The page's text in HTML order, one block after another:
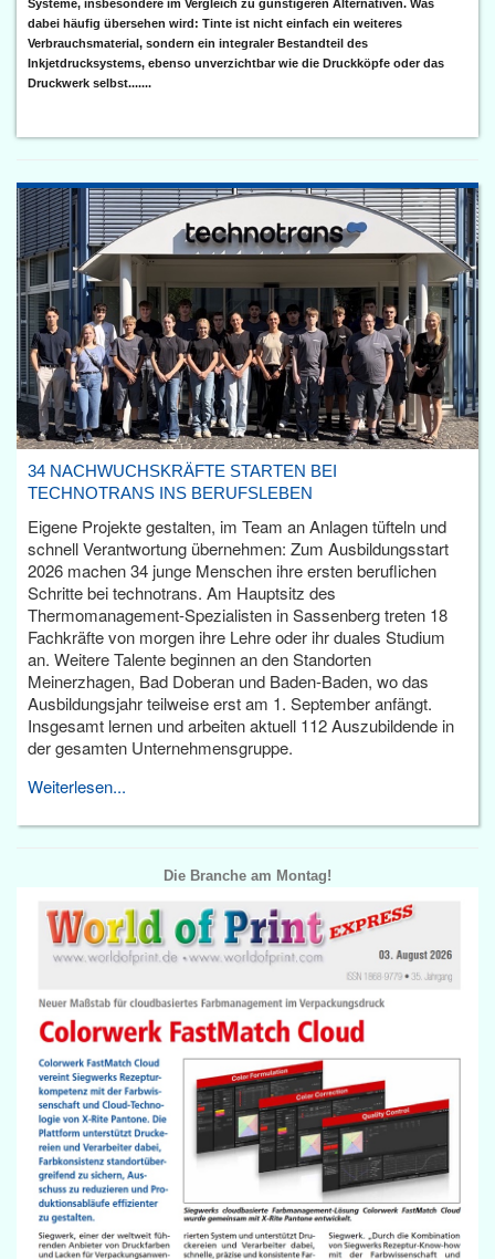
Systeme, insbesondere im Vergleich zu günstigeren Alternativen. Was
dabei häufig übersehen wird: Tinte ist nicht einfach ein weiteres
Verbrauchsmaterial, sondern ein integraler Bestandteil des
Inkjetdrucksystems, ebenso unverzichtbar wie die Druckköpfe oder das
Druckwerk selbst.......
34 NACHWUCHSKRÄFTE STARTEN BEI
TECHNOTRANS INS BERUFSLEBEN
Eigene Projekte gestalten, im Team an Anlagen tüfteln und
schnell Verantwortung übernehmen: Zum Ausbildungsstart
2026 machen 34 junge Menschen ihre ersten beruflichen
Schritte bei technotrans. Am Hauptsitz des
Thermomanagement-Spezialisten in Sassenberg treten 18
Fachkräfte von morgen ihre Lehre oder ihr duales Studium
an. Weitere Talente beginnen an den Standorten
Meinerzhagen, Bad Doberan und Baden-Baden, wo das
Ausbildungsjahr teilweise erst am 1. September anfängt.
Insgesamt lernen und arbeiten aktuell 112 Auszubildende in
der gesamten Unternehmensgruppe.
Weiterlesen...
Die Branche am Montag!